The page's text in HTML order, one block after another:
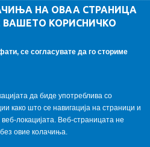
НА ОВАА СТРАНИЦА
КОРИСНИЧКО
се согласувате да го сториме
да биде употреблива со
како што се навигација на страници и
локацијата. Веб-страницата не
овие колачиња.